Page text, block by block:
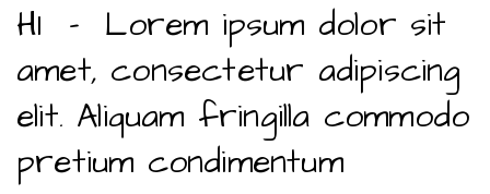
H1 – Lorem ipsum dolor sit
amet, consectetur adipiscing
elit. Aliquam fringilla commodo
pretium condimentum